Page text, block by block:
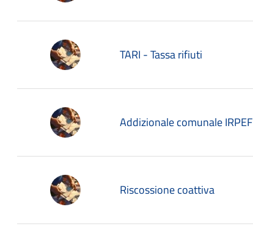
TARI - Tassa rifiuti
Addizionale comunale IRPEF
Riscossione coattiva